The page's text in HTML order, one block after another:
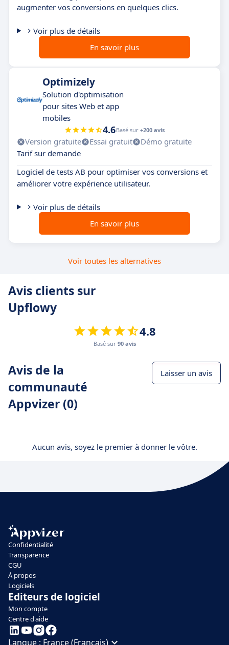
augmenter vos conversions en quelques clics.
Voir plus de détails
En savoir plus
Optimizely
Solution d'optimisation
pour sites Web et app
mobiles
4.6Basé sur +200 avis
Version gratuite Essai gratuit
Démo gratuite
Tarif sur demande
Logiciel de tests AB pour optimiser vos conversions et
améliorer votre expérience utilisateur.
Voir plus de détails
En savoir plus
Voir toutes les alternatives
Avis clients sur
Upflowy
4.8
Basé sur 90 avis
Avis de la
communauté
Appvizer (0)
Laisser un avis
Aucun avis, soyez le premier à donner le vôtre.
Confidentialité
Transparence
CGU
À propos
Logiciels
Editeurs de logiciel
Mon compte
Centre d'aide
Langue : France (Français)